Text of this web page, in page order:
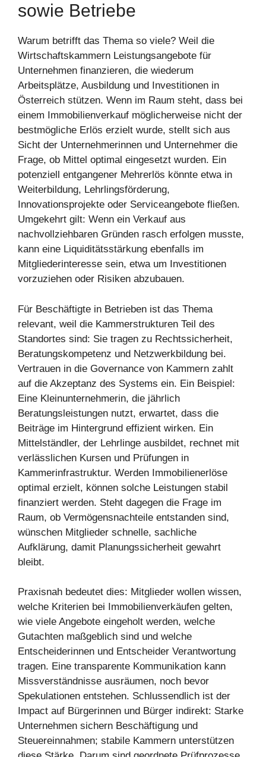
sowie Betriebe
Warum betrifft das Thema so viele? Weil die
Wirtschaftskammern Leistungsangebote für
Unternehmen finanzieren, die wiederum
Arbeitsplätze, Ausbildung und Investitionen in
Österreich stützen. Wenn im Raum steht, dass bei
einem Immobilienverkauf möglicherweise nicht der
bestmögliche Erlös erzielt wurde, stellt sich aus
Sicht der Unternehmerinnen und Unternehmer die
Frage, ob Mittel optimal eingesetzt wurden. Ein
potenziell entgangener Mehrerlös könnte etwa in
Weiterbildung, Lehrlingsförderung,
Innovationsprojekte oder Serviceangebote fließen.
Umgekehrt gilt: Wenn ein Verkauf aus
nachvollziehbaren Gründen rasch erfolgen musste,
kann eine Liquiditätsstärkung ebenfalls im
Mitgliederinteresse sein, etwa um Investitionen
vorzuziehen oder Risiken abzubauen.
Für Beschäftigte in Betrieben ist das Thema
relevant, weil die Kammerstrukturen Teil des
Standortes sind: Sie tragen zu Rechtssicherheit,
Beratungskompetenz und Netzwerkbildung bei.
Vertrauen in die Governance von Kammern zahlt
auf die Akzeptanz des Systems ein. Ein Beispiel:
Eine Kleinunternehmerin, die jährlich
Beratungsleistungen nutzt, erwartet, dass die
Beiträge im Hintergrund effizient wirken. Ein
Mittelständler, der Lehrlinge ausbildet, rechnet mit
verlässlichen Kursen und Prüfungen in
Kammerinfrastruktur. Werden Immobilienerlöse
optimal erzielt, können solche Leistungen stabil
finanziert werden. Steht dagegen die Frage im
Raum, ob Vermögensnachteile entstanden sind,
wünschen Mitglieder schnelle, sachliche
Aufklärung, damit Planungssicherheit gewahrt
bleibt.
Praxisnah bedeutet dies: Mitglieder wollen wissen,
welche Kriterien bei Immobilienverkäufen gelten,
wie viele Angebote eingeholt werden, welche
Gutachten maßgeblich sind und welche
Entscheiderinnen und Entscheider Verantwortung
tragen. Eine transparente Kommunikation kann
Missverständnisse ausräumen, noch bevor
Spekulationen entstehen. Schlussendlich ist der
Impact auf Bürgerinnen und Bürger indirekt: Starke
Unternehmen sichern Beschäftigung und
Steuereinnahmen; stabile Kammern unterstützen